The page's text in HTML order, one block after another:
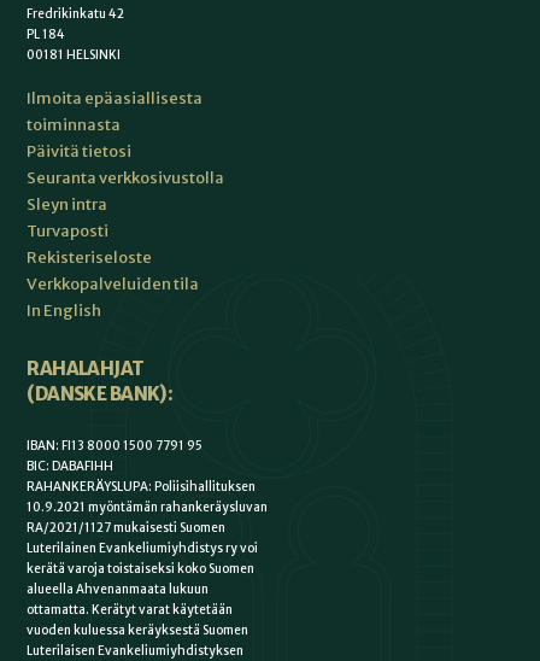
Fredrikinkatu 42
PL 184
00181 HELSINKI
Ilmoita epäasiallisesta
toiminnasta
Päivitä tietosi
Seuranta verkkosivustolla
Sleyn intra
Turvaposti
Rekisteriseloste
Verkkopalveluiden tila
In English
RAHALAHJAT
(DANSKE BANK):
IBAN: FI13 8000 1500 7791 95
BIC: DABAFIHH
RAHANKERÄYSLUPA: Poliisihallituksen
10.9.2021 myöntämän rahankeräysluvan
RA/2021/1127 mukaisesti Suomen
Luterilainen Evankeliumiyhdistys ry voi
kerätä varoja toistaiseksi koko Suomen
alueella Ahvenanmaata lukuun
ottamatta. Kerätyt varat käytetään
vuoden kuluessa keräyksestä Suomen
Luterilaisen Evankeliumiyhdistyksen